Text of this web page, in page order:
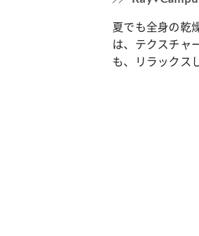
夏でも全身の乾
は、テクスチャ
も、リラックス